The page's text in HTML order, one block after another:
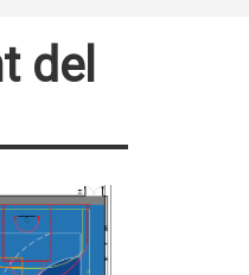
del